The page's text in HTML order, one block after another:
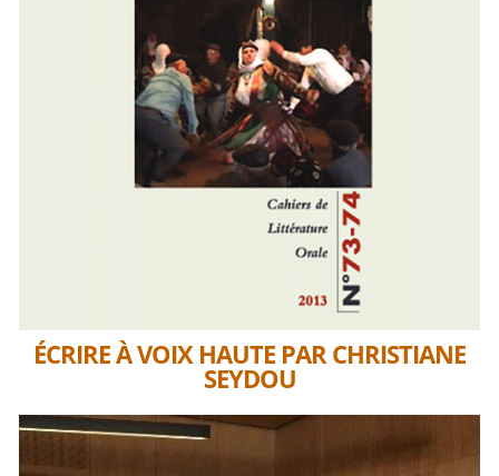
ÉCRIRE À VOIX HAUTE PAR CHRISTIANE
SEYDOU